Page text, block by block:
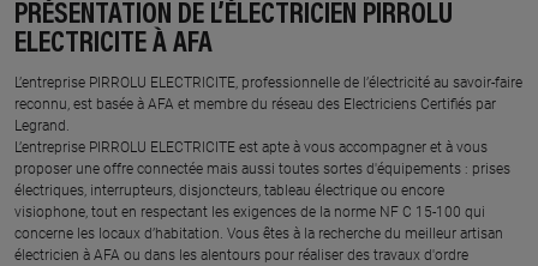
PRÉSENTATION DE L’ÉLECTRICIEN PIRROLU
ELECTRICITE À AFA
L’entreprise PIRROLU ELECTRICITE, professionnelle de l’électricité au savoir-faire
reconnu, est basée à AFA et membre du réseau des Electriciens Certifiés par
Legrand.​
L’entreprise PIRROLU ELECTRICITE est apte à vous accompagner et à vous
proposer une offre connectée mais aussi toutes sortes d'équipements : prises
électriques, interrupteurs, disjoncteurs, tableau électrique ou encore
visiophone, tout en respectant les exigences de la norme NF C 15-100 qui
concerne les locaux d’habitation. Vous êtes à la recherche du meilleur artisan
électricien à AFA ou dans les alentours pour réaliser des travaux d'ordre